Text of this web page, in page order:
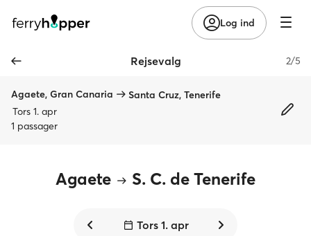
Log ind
Rejsevalg 2/5
Agaete, Gran Canaria
Santa Cruz, Tenerife
Tors 1. apr
1 passager
Agaete S. C. de Tenerife
Tors 1. apr